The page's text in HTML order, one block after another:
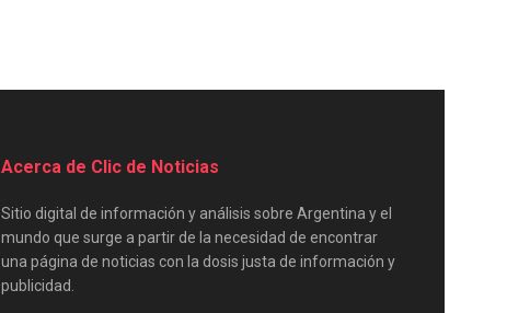
Acerca de Clic de Noticias
Sitio digital de información y análisis sobre Argentina y el
mundo que surge a partir de la necesidad de encontrar
una página de noticias con la dosis justa de información y
publicidad.